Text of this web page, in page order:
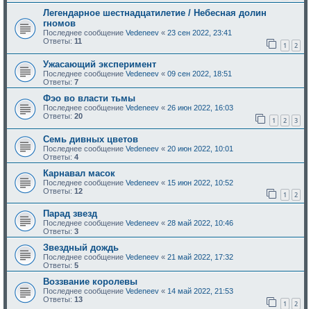
Легендарное шестнадцатилетие / Небесная долин
гномов
Последнее сообщение Vedeneev « 23 сен 2022, 23:41
Ответы: 11 1 2
Ужасающий эксперимент
Последнее сообщение Vedeneev « 09 сен 2022, 18:51
Ответы: 7
Фэо во власти тьмы
Последнее сообщение Vedeneev « 26 июн 2022, 16:03
Ответы: 20 1 2 3
Семь дивных цветов
Последнее сообщение Vedeneev « 20 июн 2022, 10:01
Ответы: 4
Карнавал масок
Последнее сообщение Vedeneev « 15 июн 2022, 10:52
Ответы: 12 1 2
Парад звезд
Последнее сообщение Vedeneev « 28 май 2022, 10:46
Ответы: 3
Звездный дождь
Последнее сообщение Vedeneev « 21 май 2022, 17:32
Ответы: 5
Воззвание королевы
Последнее сообщение Vedeneev « 14 май 2022, 21:53
Ответы: 13 1 2